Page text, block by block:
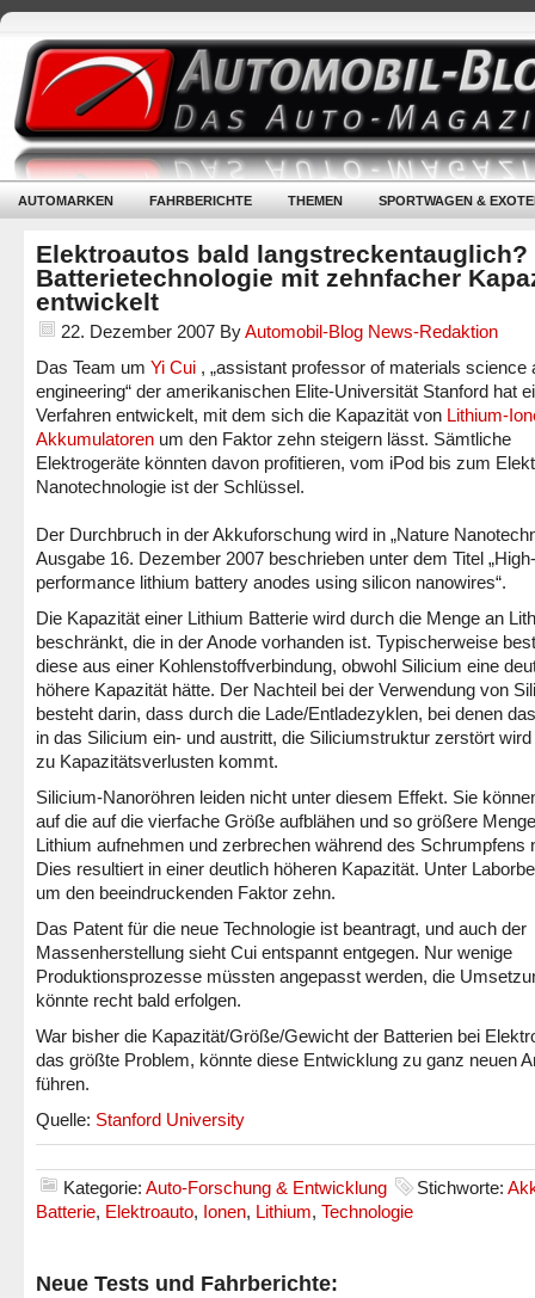
AUTOMARKEN FAHRBERICHTE THEMEN SPORTWAGEN &
Elektroautos bald langstreckentauglich?
Batterietechnologie mit zehnfacher
entwickelt
22. Dezember 2007 ByAutomobil-Blog News-Redaktion
Das Team um Yi Cui , „assistant professor of materials science
engineering“ der amerikanischen Elite-Universität Stanford hat
Verfahren entwickelt, mit dem sich die Kapazität von Lithium-
Akkumulatoren um den Faktor zehn steigern lässt. Sämtliche
Elektrogeräte könnten davon profitieren, vom iPod bis zum
Nanotechnologie ist der Schlüssel.
Der Durchbruch in der Akkuforschung wird in „Nature
Ausgabe 16. Dezember 2007 beschrieben unter dem Titel „High-
performance lithium battery anodes using silicon nanowires“.
Die Kapazität einer Lithium Batterie wird durch die Menge an
beschränkt, die in der Anode vorhanden ist. Typischerweise
diese aus einer Kohlenstoffverbindung, obwohl Silicium eine
höhere Kapazität hätte. Der Nachteil bei der Verwendung von
besteht darin, dass durch die Lade/Entladezyklen, bei denen
in das Silicium ein- und austritt, die Siliciumstruktur zerstört
zu Kapazitätsverlusten kommt.
Silicium-Nanoröhren leiden nicht unter diesem Effekt. Sie
auf die auf die vierfache Größe aufblähen und so größere
Lithium aufnehmen und zerbrechen während des Schrumpfens
Dies resultiert in einer deutlich höheren Kapazität. Unter
um den beeindruckenden Faktor zehn.
Das Patent für die neue Technologie ist beantragt, und auch der
Massenherstellung sieht Cui entspannt entgegen. Nur wenige
Produktionsprozesse müssten angepasst werden, die
könnte recht bald erfolgen.
War bisher die Kapazität/Größe/Gewicht der Batterien bei
das größte Problem, könnte diese Entwicklung zu ganz neuen
führen.
Quelle: Stanford University
Kategorie: Auto-Forschung & Entwicklung Stichworte:
Batterie, Elektroauto, Ionen, Lithium, Technologie
Neue Tests und Fahrberichte: